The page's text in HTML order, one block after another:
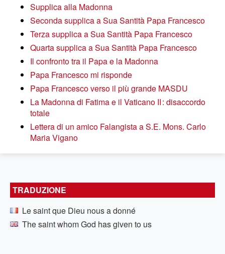
Supplica alla Madonna
Seconda supplica a Sua Santità Papa Francesco
Terza supplica a Sua Santità Papa Francesco
Quarta supplica a Sua Santità Papa Francesco
Il confronto tra il Papa e la Madonna
Papa Francesco mi risponde
Papa Francesco verso il più grande MASDU
La Madonna di Fatima e il Vaticano II : disaccordo
totale
Lettera di un amico Falangista a S.E. Mons. Carlo
Maria Vigano
TRADUZIONE
Le saint que Dieu nous a donné
The saint whom God has given to us